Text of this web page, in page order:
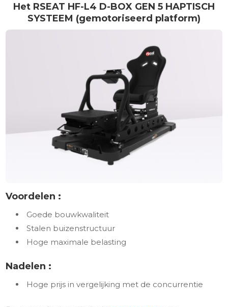
Het RSEAT HF-L4 D-BOX GEN 5 HAPTISCH
SYSTEEM (gemotoriseerd platform)
Voordelen :
Goede bouwkwaliteit
Stalen buizenstructuur
Hoge maximale belasting
Nadelen :
Hoge prijs in vergelijking met de concurrentie